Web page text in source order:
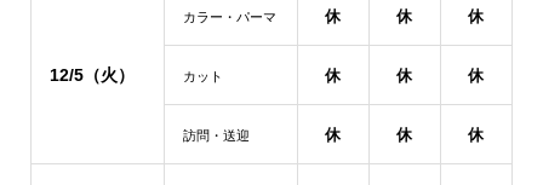
12/5（火）
カラー・パーマ 休 休 休
カット 休 休 休
訪問・送迎 休 休 休